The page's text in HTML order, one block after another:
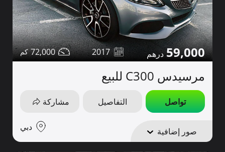
59,000
2017
72,000
مرسيدس C300 للبيع
تواصل التفاصيل مشاركة
صور إضافية دبي